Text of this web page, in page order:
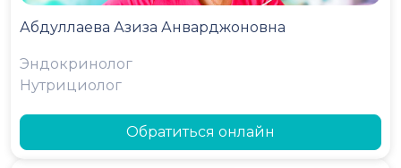
Абдуллаева Азиза Анварджоновна
Эндокринолог
Нутрициолог
Обратиться онлайн